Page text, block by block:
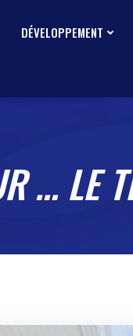
DÉVELOPPEMENT
… LE